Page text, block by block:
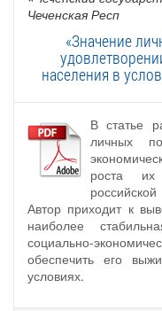
Чеченская Респ
«Значение
населения в
В статье
личных
роста их
Автор приходит к
наиболее
социально-
обеспечить его
условиях.